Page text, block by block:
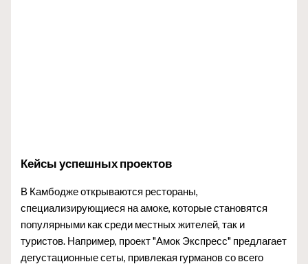
Кейсы успешных проектов
В Камбодже открываются рестораны,
специализирующиеся на амоке, которые становятся
популярными как среди местных жителей, так и
туристов. Например, проект "Амок Экспресс" предлагает
дегустационные сеты, привлекая гурманов со всего